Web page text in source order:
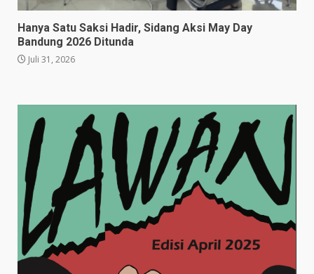
Hanya Satu Saksi Hadir, Sidang Aksi May Day
Bandung 2026 Ditunda
Juli 31, 2026